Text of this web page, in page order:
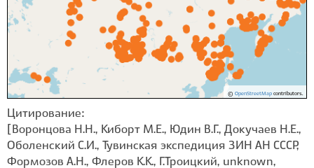
© OpenStreetMapcontributors.
Цитирование:
[Воронцова Н.Н., Киборт М.Е., Юдин В.Г., Докучаев Н.Е.,
Оболенский С.И., Тувинская экспедиция ЗИН АН СССР,
Формозов А.Н., Флеров К.К., Г.Троицкий, unknown,